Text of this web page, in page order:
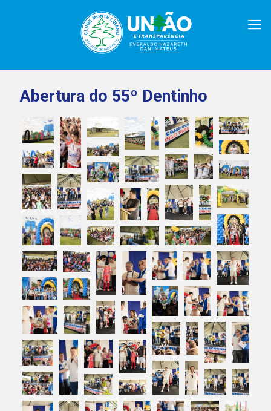
Abertura do 55º Dentinho